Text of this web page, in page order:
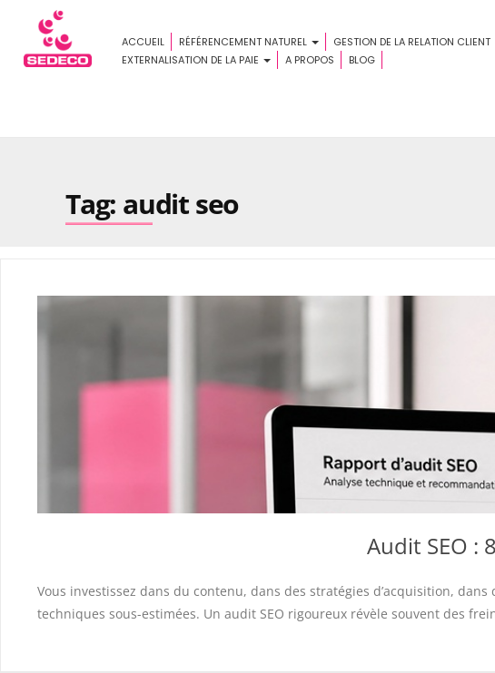
ACCUEIL RÉFÉRENCEMENT NATUREL GESTION DE LA RELATION CLIENT
EXTERNALISATION DE LA PAIE
A PROPOS BLOG
Tag: audit seo
Audit SEO :
Vous investissez dans du contenu, dans des stratégies d’acquisition,
techniques sous-estimées. Un audit SEO rigoureux révèle souvent des